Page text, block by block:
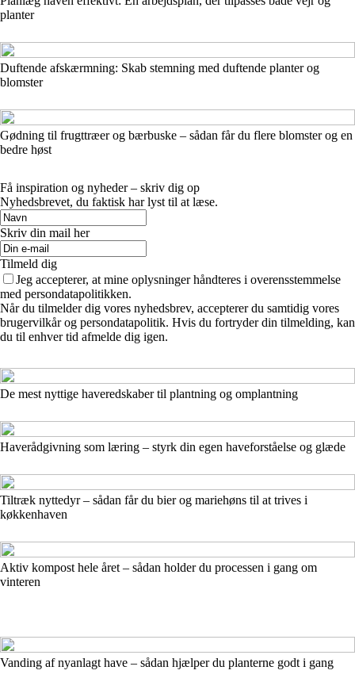
planter
Duftende afskærmning: Skab stemning med duftende planter og
blomster
Gødning til frugttræer og bærbuske – sådan får du flere blomster og en
bedre høst
Få inspiration og nyheder – skriv dig op
Nyhedsbrevet, du faktisk har lyst til at læse.
Skriv din mail her
Tilmeld dig
Jeg accepterer, at mine oplysninger håndteres i overensstemmelse
med persondatapolitikken.
Når du tilmelder dig vores nyhedsbrev, accepterer du samtidig vores
brugervilkår og persondatapolitik. Hvis du fortryder din tilmelding, kan
du til enhver tid afmelde dig igen.
De mest nyttige haveredskaber til plantning og omplantning
Haverådgivning som læring – styrk din egen haveforståelse og glæde
Tiltræk nyttedyr – sådan får du bier og mariehøns til at trives i
køkkenhaven
Aktiv kompost hele året – sådan holder du processen i gang om
vinteren
Vanding af nyanlagt have – sådan hjælper du planterne godt i gang